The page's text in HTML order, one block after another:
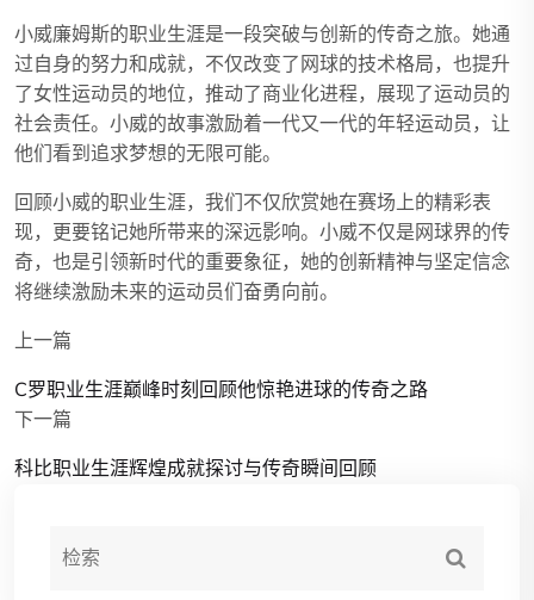
小威廉姆斯的职业生涯是一段突破与创新的传奇之旅。她通
过自身的努力和成就，不仅改变了网球的技术格局，也提升
了女性运动员的地位，推动了商业化进程，展现了运动员的
社会责任。小威的故事激励着一代又一代的年轻运动员，让
他们看到追求梦想的无限可能。
回顾小威的职业生涯，我们不仅欣赏她在赛场上的精彩表
现，更要铭记她所带来的深远影响。小威不仅是网球界的传
奇，也是引领新时代的重要象征，她的创新精神与坚定信念
将继续激励未来的运动员们奋勇向前。
上一篇
C罗职业生涯巅峰时刻回顾他惊艳进球的传奇之路
下一篇
科比职业生涯辉煌成就探讨与传奇瞬间回顾